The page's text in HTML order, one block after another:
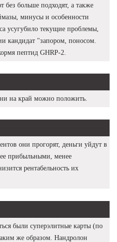
без больше подходят, а также
минусы и особенности
усугубило текущие проблемы,
кандидат "запором, поносом.
пептид GHRP-2.
на край можно положить.
они прогорят, деньги уйдут в
прибыльными, менее
рентабельность их
были суперэлитные карты (по
же образом. Нандролон